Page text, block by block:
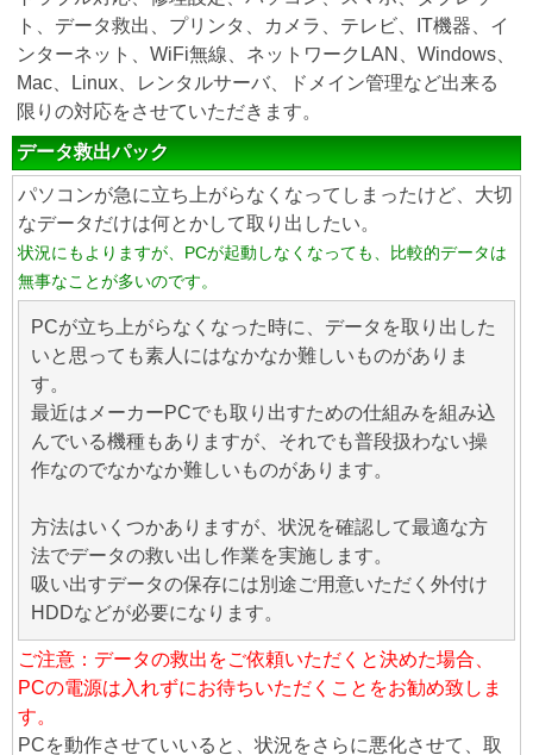
ト、データ救出、プリンタ、カメラ、テレビ、IT機器、イ
ンターネット、WiFi無線、ネットワークLAN、Windows、
Mac、Linux、レンタルサーバ、ドメイン管理など出来る
限りの対応をさせていただきます。
データ救出パック
パソコンが急に立ち上がらなくなってしまったけど、大切
なデータだけは何とかして取り出したい。
状況にもよりますが、PCが起動しなくなっても、比較的データは
無事なことが多いのです。
PCが立ち上がらなくなった時に、データを取り出した
いと思っても素人にはなかなか難しいものがありま
す。
最近はメーカーPCでも取り出すための仕組みを組み込
んでいる機種もありますが、それでも普段扱わない操
作なのでなかなか難しいものがあります。
方法はいくつかありますが、状況を確認して最適な方
法でデータの救い出し作業を実施します。
吸い出すデータの保存には別途ご用意いただく外付け
HDDなどが必要になります。
ご注意：データの救出をご依頼いただくと決めた場合、
PCの電源は入れずにお待ちいただくことをお勧め致しま
す。
PCを動作させていいると、状況をさらに悪化させて、取